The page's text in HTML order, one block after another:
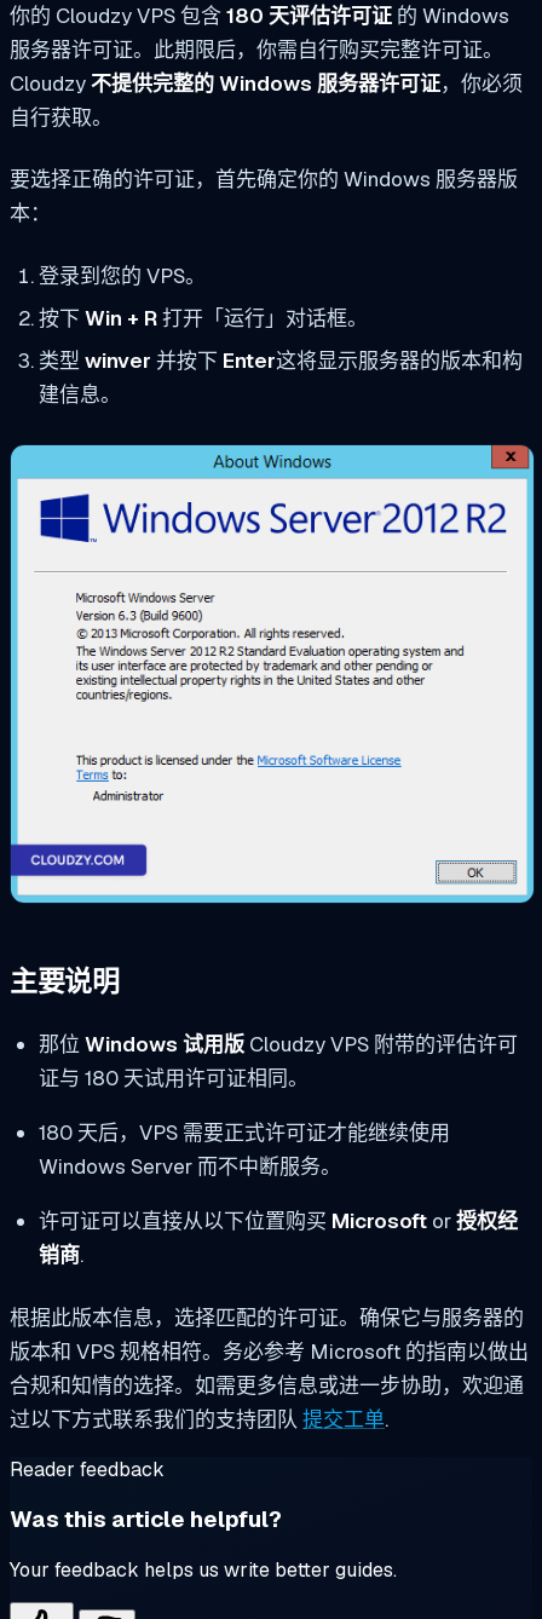
你的 Cloudzy VPS 包含180 天评估许可证 的 Windows
服务器许可证。此期限后，你需自行购买完整许可证。
Cloudzy不提供完整的 Windows 服务器许可证，你必须
自行获取。
要选择正确的许可证，首先确定你的 Windows 服务器版
本：
登录到您的 VPS。
按下 Win + R打开「运行」对话框。
类型 winver 并按下 Enter这将显示服务器的版本和构
建信息。
主要说明
那位 Windows 试用版Cloudzy VPS 附带的评估许可
证与 180 天试用许可证相同。
180 天后，VPS 需要正式许可证才能继续使用
Windows Server 而不中断服务。
许可证可以直接从以下位置购买 Microsoftor授权经
销商.
根据此版本信息，选择匹配的许可证。确保它与服务器的
版本和 VPS 规格相符。务必参考 Microsoft 的指南以做出
合规和知情的选择。如需更多信息或进一步协助，欢迎通
过以下方式联系我们的支持团队 提交工单.
Reader feedback
Was this article helpful?
Your feedback helps us write better guides.